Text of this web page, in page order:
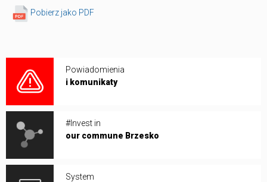
Pobierz jako PDF
Powiadomienia
i komunikaty
#Invest in
our commune Brzesko
System